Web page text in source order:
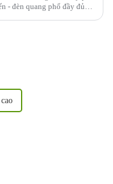
- đèn quang phổ đầy đủ